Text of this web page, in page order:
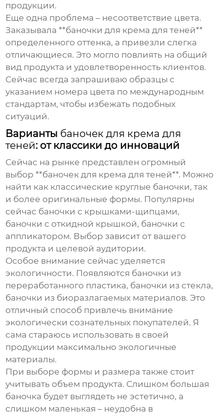
продукции.
Еще одна проблема – несоответствие цвета.
Заказывала **баночки для крема для теней**
определенного оттенка, а привезли слегка
отличающиеся. Это могло повлиять на общий
вид продукта и удовлетворенность клиентов.
Сейчас всегда запрашиваю образцы с
указанием номера цвета по международным
стандартам, чтобы избежать подобных
ситуаций.
Варианты баночек для крема для
теней: от классики до инноваций
Сейчас на рынке представлен огромный
выбор **баночек для крема для теней**. Можно
найти как классические круглые баночки, так
и более оригинальные формы. Популярны
сейчас баночки с крышками-щипцами,
баночки с откидной крышкой, баночки с
аппликатором. Выбор зависит от вашего
продукта и целевой аудитории.
Особое внимание сейчас уделяется
экологичности. Появляются баночки из
переработанного пластика, баночки из стекла,
баночки из биоразлагаемых материалов. Это
отличный способ привлечь внимание
экологически сознательных покупателей. Я
сама стараюсь использовать в своей
продукции максимально экологичные
материалы.
При выборе формы и размера также стоит
учитывать объем продукта. Слишком большая
баночка будет выглядеть не эстетично, а
слишком маленькая – неудобна в